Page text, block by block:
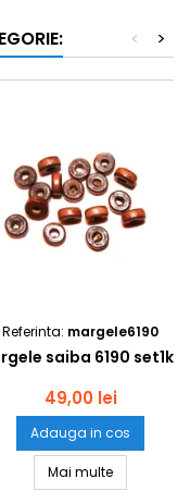
>
<
Referinta: margele6190
saiba 6190 set1kg
49,00 lei
Adauga in cos
Mai multeMargele